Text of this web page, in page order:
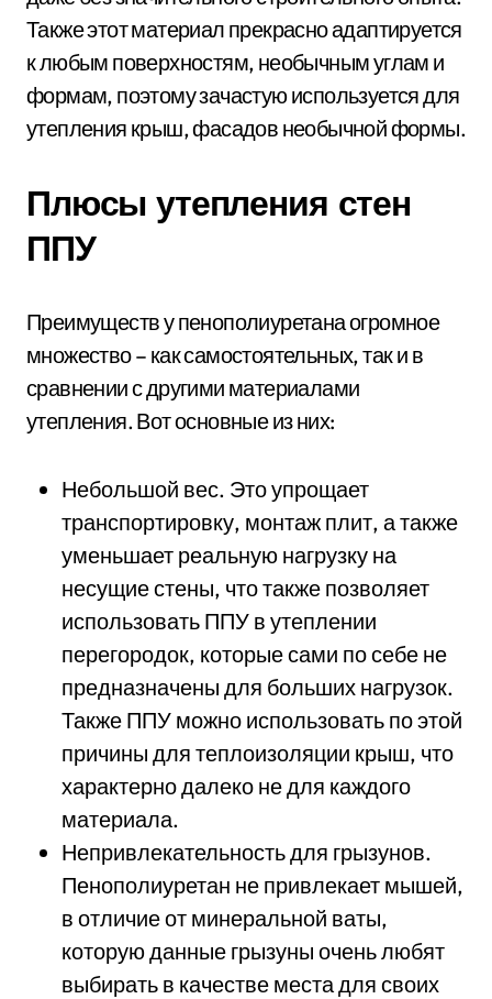
Также этот материал прекрасно адаптируется
к любым поверхностям, необычным углам и
формам, поэтому зачастую используется для
утепления крыш, фасадов необычной формы.
Плюсы утепления стен
ППУ
Преимуществ у пенополиуретана огромное
множество – как самостоятельных, так и в
сравнении с другими материалами
утепления. Вот основные из них:
Небольшой вес. Это упрощает
транспортировку, монтаж плит, а также
уменьшает реальную нагрузку на
несущие стены, что также позволяет
использовать ППУ в утеплении
перегородок, которые сами по себе не
предназначены для больших нагрузок.
Также ППУ можно использовать по этой
причины для теплоизоляции крыш, что
характерно далеко не для каждого
материала.
Непривлекательность для грызунов.
Пенополиуретан не привлекает мышей,
в отличие от минеральной ваты,
которую данные грызуны очень любят
выбирать в качестве места для своих